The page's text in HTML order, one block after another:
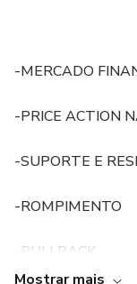
-MERCADO
-PRICE ACTION
-SUPORTE E
-ROMPIMENTO
-PULLBACK
Mostrar mais